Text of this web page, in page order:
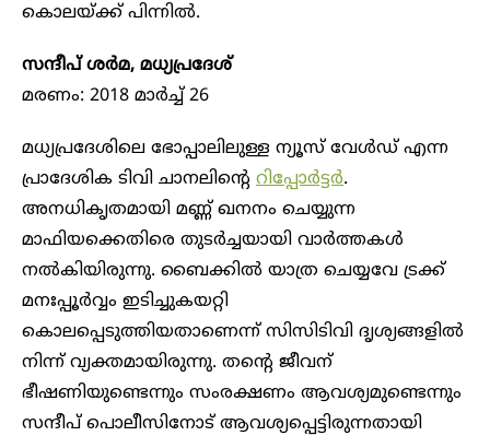
കൊലയ്ക്ക് പിന്നിൽ.
സന്ദീപ് ശർമ, മധ്യപ്രദേശ്
മരണം: 2018 മാർച്ച് 26
മധ്യപ്രദേശിലെ ഭോപ്പാലിലുള്ള ന്യൂസ് വേൾഡ് എന്ന
പ്രാദേശിക ടിവി ചാനലിന്റെ റിപ്പോർട്ടർ.
അനധികൃതമായി മണ്ണ് ഖനനം ചെയ്യുന്ന
മാഫിയക്കെതിരെ തുടർച്ചയായി വാർത്തകൾ
നൽകിയിരുന്നു. ബൈക്കിൽ യാത്ര ചെയ്യവേ ട്രക്ക്
മനഃപ്പൂർവ്വം ഇടിച്ചുകയറ്റി
കൊലപ്പെടുത്തിയതാണെന്ന് സിസിടിവി ദൃശ്യങ്ങളിൽ
നിന്ന് വ്യക്തമായിരുന്നു. തന്റെ ജീവന്
ഭീഷണിയുണ്ടെന്നും സംരക്ഷണം ആവശ്യമുണ്ടെന്നും
സന്ദീപ് പൊലീസിനോട് ആവശ്യപ്പെട്ടിരുന്നതായി